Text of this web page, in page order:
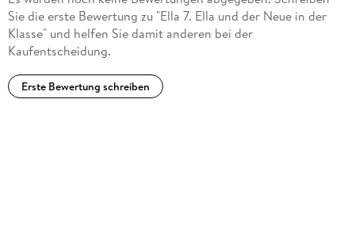
Sie die erste Bewertung zu "Ella 7. Ella und der Neue in der
Klasse" und helfen Sie damit anderen bei der
Kaufentscheidung.
Erste Bewertung schreiben